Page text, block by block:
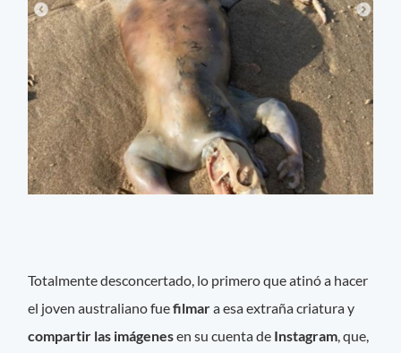
Totalmente desconcertado, lo primero que atinó a hacer
el joven australiano fuefilmara esa extraña criatura y
compartir las imágenesen su cuenta de Instagram , que,